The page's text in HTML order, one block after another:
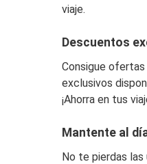
viaje.
Descuentos
Consigue
exclusivos
¡Ahorra en tus
Mantente al
No te pierdas